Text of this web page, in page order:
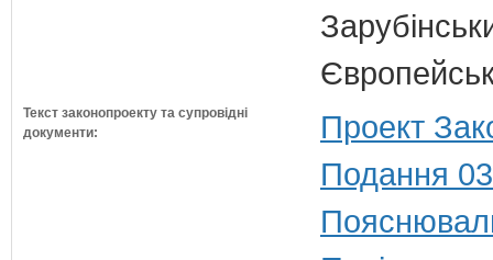
Текст законопроекту та супровідні
документи:
Проект
Подання